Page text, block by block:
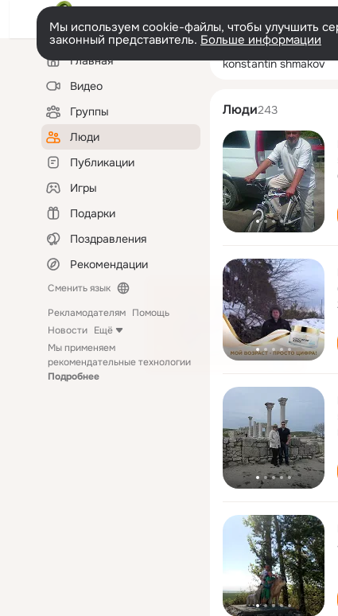
Мы используем cookie-файлы, чтобы улучшить
законный представитель. Больше информации
Левая
колонкаГлавная
Видео
Группы
Люди
Публикации
Игры
Подарки
Поздравления
Рекомендации
Сменить язык
Рекламодателям Помощь
Новости Ещё
Мы применяем
рекомендательные технологии
Подробнее
konstantin
Люди243